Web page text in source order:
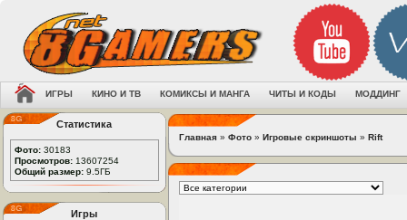
ИГРЫ КИНО И ТВ КОМИКСЫ И МАНГА ЧИТЫ И КОДЫ МОДДИНГ
Статистика
Фото: 30183
Просмотров: 13607254
Общий размер: 9.5ГБ
Игры
Главная » Фото » Игровые скриншоты » Rift